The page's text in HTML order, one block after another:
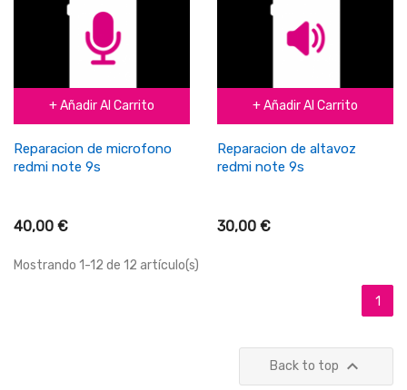
+ Añadir Al Carrito
Reparacion de microfono
redmi note 9s
40,00 €
+ Añadir Al Carrito
Reparacion de altavoz
redmi note 9s
30,00 €
Mostrando 1-12 de 12 artículo(s)
1
Back to top 